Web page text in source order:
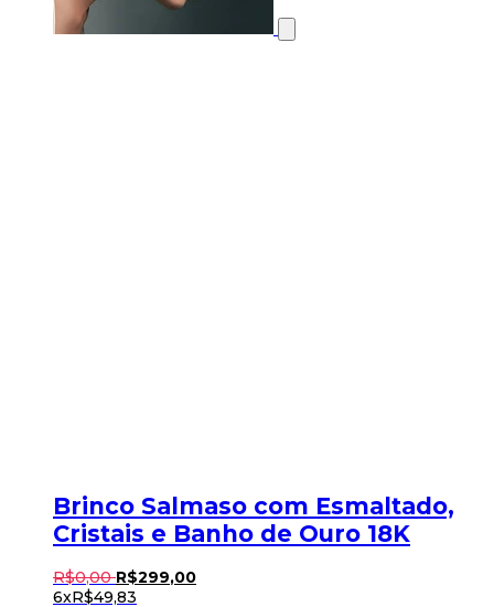
Brinco Salmaso com Esmaltado,
Cristais e Banho de Ouro 18K
R$0,00 R$299,00
6xR$49,83